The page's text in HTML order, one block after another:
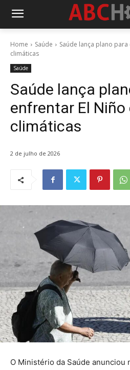
Home Saúde
Saúde lança plano
climáticas
Saúde
Saúde lança
enfrentar El
climáticas
2 de julho de 2026
O Ministério da Saúde